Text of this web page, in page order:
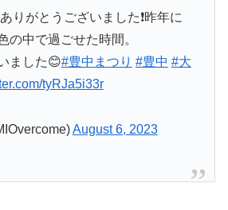
りがとうございました❗️昨年に
の中で過ごせた時間。
ました😊#豊中まつり #豊中 #大
tyRJa5i33r
August 6, 2023